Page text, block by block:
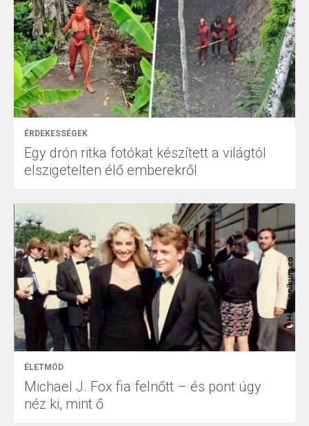
ÉRDEKESSÉGEK
Egy drón ritka fotókat készített a világtól
elszigetelten élő emberekről
ÉLETMÓD
Michael J. Fox fia felnőtt – és pont úgy
néz ki, mint ő